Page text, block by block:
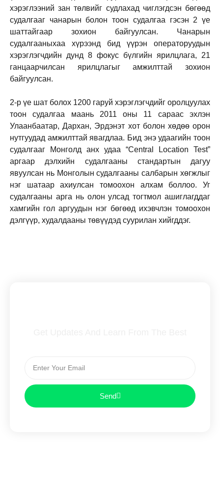
хэрэглээний зан төлвийг судлахад чиглэгдсэн бөгөөд
судалгааг чанарын болон тоон судалгаа гэсэн 2 үе
шаттайгаар зохион байгуулсан. Чанарын
судалгааныхаа хүрээнд бид үүрэн операторуудын
хэрэглэгчдийн дунд 8 фокус бүлгийн ярилцлага, 21
ганцаарчилсан ярилцлагыг амжилттай зохион
байгуулсан.
2-р үе шат болох 1200 гаруй хэрэглэгчдийг оролцуулах
тоон судалгаа маань 2011 оны 11 сараас эхлэн
Улаанбаатар, Дархан, Эрдэнэт хот болон хөдөө орон
нутгуудад амжилттай явагдлаа. Бид энэ удаагийн тоон
судалгааг Монголд анх удаа “Central Location Test”
аргаар дэлхийн судалгааны стандартын дагуу
явуулсан нь Монголын судалгааны салбарын хөгжлыг
нэг шатаар ахиулсан томоохон алхам боллоо. Уг
судалгааны арга нь олон улсад тогтмол ашиглагддаг
хамгийн гол аргуудын нэг бөгөөд ихэвчлэн томоохон
дэлгүүр, худалдааны төвүүдэд суурилан хийгддэг.
Send